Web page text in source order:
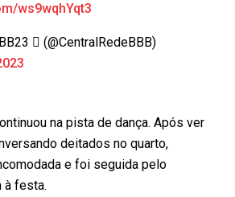
ws9wqhYqt3
 (@CentralRedeBBB)
na pista de dança. Após ver
deitados no quarto,
e foi seguida pelo
à festa.